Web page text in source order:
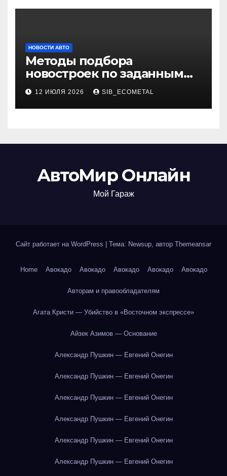
НОВОСТИ АВТО
Методы подбора
новостроек по заданным
критериям
12 ИЮЛЯ 2026 SIB_ECOMETAL
АвтоМир Онлайн
Мой Гараж
Сайт работает на WordPress Тема: Newsup, автор Themeansar
Home Авокадо Авокадо Авокадо Авокадо Авокадо
Авторам и правообладателям
Агата Кристи — Убийство в «Восточном экспрессе»
Айзек Азимов — Основание
Александр Пушкин — Евгений Онегин
Александр Пушкин — Евгений Онегин
Александр Пушкин — Евгений Онегин
Александр Пушкин — Евгений Онегин
Александр Пушкин — Евгений Онегин
Александр Пушкин — Евгений Онегин